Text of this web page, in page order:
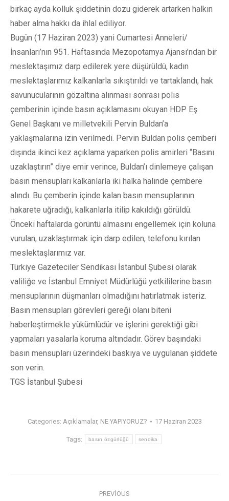
birkaç ayda kolluk şiddetinin dozu giderek artarken halkın
haber alma hakkı da ihlal ediliyor.
Bugün (17 Haziran 2023) yani Cumartesi Anneleri/
İnsanları’nın 951. Haftasında Mezopotamya Ajansı’ndan bir
meslektaşımız darp edilerek yere düşürüldü, kadın
meslektaşlarımız kalkanlarla sıkıştırıldı ve tartaklandı, hak
savunucularının gözaltına alınması sonrası polis
çemberinin içinde basın açıklamasını okuyan HDP Eş
Genel Başkanı ve milletvekili Pervin Buldan’a
yaklaşmalarına izin verilmedi. Pervin Buldan polis çemberi
dışında ikinci kez açıklama yaparken polis amirleri “Basını
uzaklaştırın” diye emir verince, Buldan’ı dinlemeye çalışan
basın mensupları kalkanlarla iki halka halinde çembere
alındı. Bu çemberin içinde kalan basın mensuplarının
hakarete uğradığı, kalkanlarla itilip kakıldığı görüldü.
Önceki haftalarda görüntü almasını engellemek için koluna
vurulan, uzaklaştırmak için darp edilen, telefonu kırılan
meslektaşlarımız var.
Türkiye Gazeteciler Sendikası İstanbul Şubesi olarak
valiliğe ve İstanbul Emniyet Müdürlüğü yetkililerine basın
mensuplarının düşmanları olmadığını hatırlatmak isteriz.
Basın mensupları görevleri gereği olanı biteni
haberleştirmekle yükümlüdür ve işlerini gerektiği gibi
yapmaları yasalarla koruma altındadır. Görev başındaki
basın mensupları üzerindeki baskıya ve uygulanan şiddete
son verin.
TGS İstanbul Şubesi
Categories: Açıklamalar, NE YAPIYORUZ? 17 Haziran 2023
Tags: basın özgürlüğü sendika
PREVIOUS